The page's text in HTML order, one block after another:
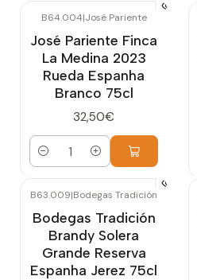
B64.004|José Pariente
José Pariente Finca
La Medina 2023
Rueda Espanha
Branco 75cl
32,50€
Quantidade
B63.009|Bodegas Tradición
Bodegas Tradición
Brandy Solera
Grande Reserva
Espanha Jerez 75cl